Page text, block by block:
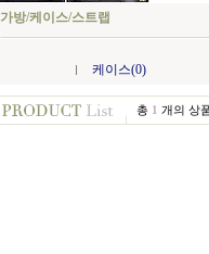
가방/케이스/스트랩
케이스(0)
총 1 개의 상